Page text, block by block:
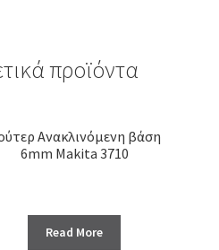
προϊόντα
Ανακλινόμενη βάση
6mm Makita 3710
Read More